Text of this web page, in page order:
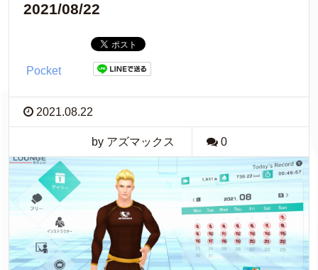
2021/08/22
Pocket
2021.08.22
by アズマックス 0